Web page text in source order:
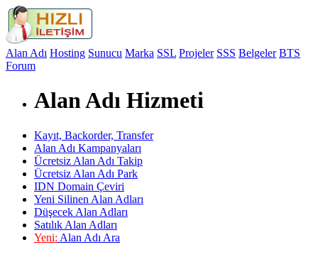
Alan Adı Hosting Sunucu Marka SSL Projeler SSS Belgeler BTS
Forum
Alan Adı Hizmeti
Kayıt, Backorder, Transfer
Alan Adı Kampanyaları
Ücretsiz Alan Adı Takip
Ücretsiz Alan Adı Park
IDN Domain Çeviri
Yeni Silinen Alan Adları
Düşecek Alan Adları
Satılık Alan Adları
Yeni: Alan Adı Ara